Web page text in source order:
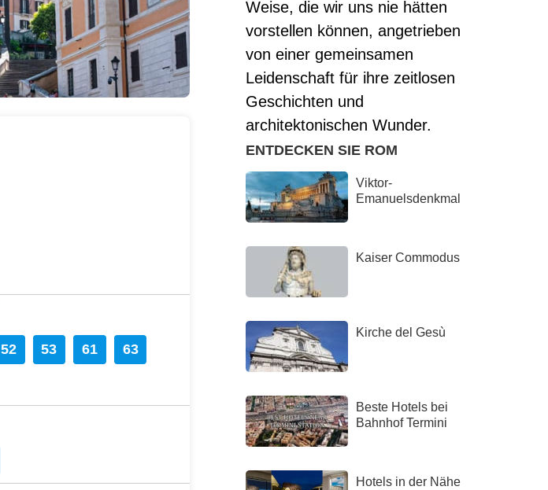
52 53 61 63
Weise, die wir uns nie hätten
vorstellen können, angetrieben
von einer gemeinsamen
Leidenschaft für ihre zeitlosen
Geschichten und
architektonischen Wunder.
ENTDECKEN SIE ROM
Viktor-
Emanuelsdenkmal
Kaiser Commodus
Kirche del Gesù
Beste Hotels bei
Bahnhof Termini
Hotels in der Nähe